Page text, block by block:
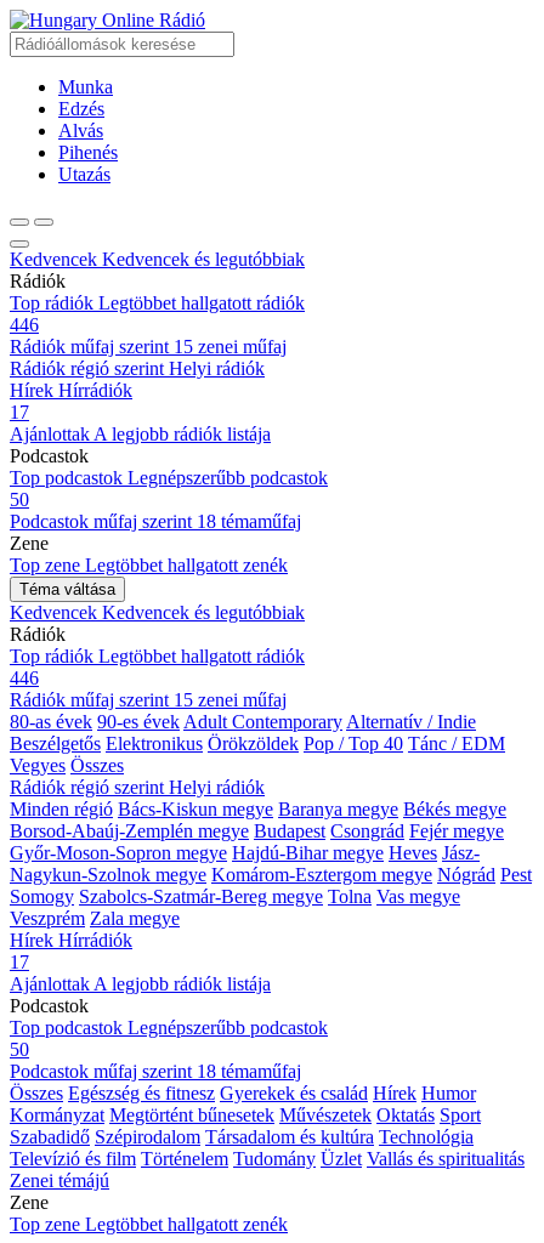
Online Rádió
Munka
Edzés
Alvás
Pihenés
Utazás
Kedvencek Kedvencek és legutóbbiak
Rádiók
Top rádiók Legtöbbet hallgatott rádiók
446
Rádiók műfaj szerint 15 zenei műfaj
Rádiók régió szerint Helyi rádiók
Hírek Hírrádiók
17
Ajánlottak A legjobb rádiók listája
Podcastok
Top podcastok Legnépszerűbb podcastok
50
Podcastok műfaj szerint 18 témaműfaj
Zene
Top zene Legtöbbet hallgatott zenék
Téma váltása
Kedvencek Kedvencek és legutóbbiak
Rádiók
Top rádiók Legtöbbet hallgatott rádiók
446
Rádiók műfaj szerint 15 zenei műfaj
80-as évek 90-es évek Adult Contemporary Alternatív / Indie
Beszélgetős Elektronikus Örökzöldek Pop / Top 40 Tánc / EDM
Vegyes Összes
Rádiók régió szerint Helyi rádiók
Minden régió Bács-Kiskun megye Baranya megye Békés megye
Borsod-Abaúj-Zemplén megye Budapest Csongrád Fejér megye
Győr-Moson-Sopron megye Hajdú-Bihar megye Heves Jász-
Nagykun-Szolnok megye Komárom-Esztergom megye Nógrád Pest
Somogy Szabolcs-Szatmár-Bereg megye Tolna Vas megye
Veszprém Zala megye
Hírek Hírrádiók
17
Ajánlottak A legjobb rádiók listája
Podcastok
Top podcastok Legnépszerűbb podcastok
50
Podcastok műfaj szerint 18 témaműfaj
Összes Egészség és fitnesz Gyerekek és család Hírek Humor
Kormányzat Megtörtént bűnesetek Művészetek Oktatás Sport
Szabadidő Szépirodalom Társadalom és kultúra Technológia
Televízió és film Történelem Tudomány Üzlet Vallás és spiritualitás
Zenei témájú
Zene
Top zene Legtöbbet hallgatott zenék